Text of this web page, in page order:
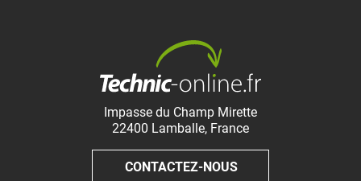
Impasse du Champ Mirette
22400 Lamballe, France
CONTACTEZ-NOUS